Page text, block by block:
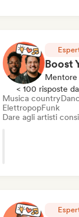
Mentore
< 100 risposte
Musica country
ElettropopFunk
Dare agli artisti